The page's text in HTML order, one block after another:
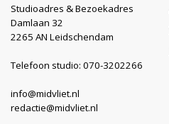
Studioadres & Bezoekadres
Damlaan 32
2265 AN Leidschendam
Telefoon studio: 070-3202266
info@midvliet.nl
redactie@midvliet.nl